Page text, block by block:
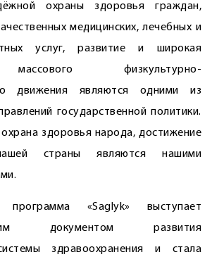
охраны здоровья граждан,
медицинских, лечебных и
услуг, развитие и широкая
физкультурно-
движения являются одними из
государственной политики.
здоровья народа, достижение
страны являются нашими
программа «Saglyk» выступает
документом развития
здравоохранения и стала